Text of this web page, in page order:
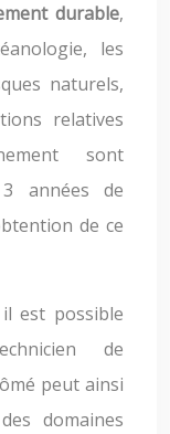
durable,
les
naturels,
relatives
sont
années de
de ce
est possible
de
peut ainsi
domaines